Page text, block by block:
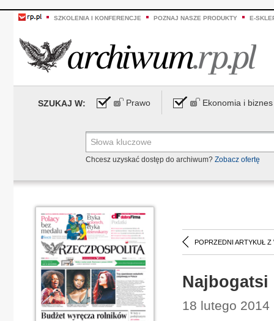
SZKOLENIA I KONFERENCJE POZNAJ NASZE PRODUKTY E-
SZUKAJ W: Prawo Ekonomia i biznes
Chcesz uzyskać dostęp do archiwum? Zobacz ofertę
POPRZEDNI ARTYKUŁ Z
Najbogatsi
18 lutego 2014